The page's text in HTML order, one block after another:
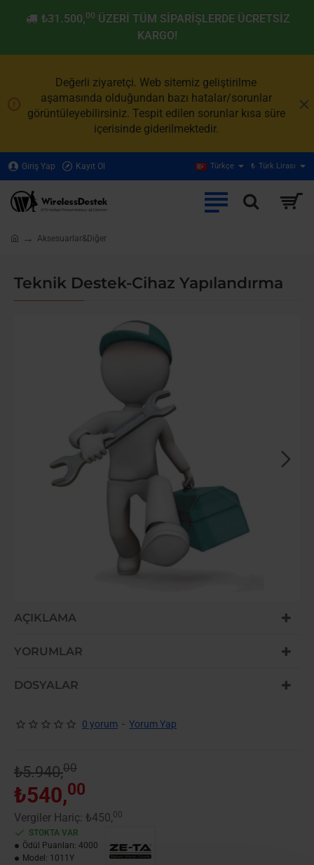
₺31.500,00 ÜZERI TÜM SIPARIŞLERDE ÜCRETSIZ
KARGO!
Değerli ziyaretçi. Web sitemiz geliştirilme
aşamasında olduğundan bazı hatalar/sorunlar
görüntüleyebilirsiniz. Tespit edilen sorunlar kısa süre
içerisinde giderilmektedir.
Giriş Yap Kayıt Ol Türkçe ₺ Türk Lirası
Teknik Destek-Cihaz Yapılandırma
Aksesuarlar&Diğer
-91%
AÇIKLAMA
YORUMLAR
DOSYALAR
0 yorum - Yorum Yap
₺540,00
₺5.940,00
Vergiler Hariç: ₺450,00
STOKTA VAR
Ödül Puanları: 4000
Model: 1011Y